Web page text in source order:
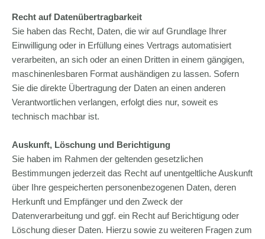
Recht auf Daten­übertrag­barkeit
Sie haben das Recht, Daten, die wir auf Grundlage Ihrer
Einwilligung oder in Erfüllung eines Vertrags automatisiert
verarbeiten, an sich oder an einen Dritten in einem gängigen,
maschinenlesbaren Format aushändigen zu lassen. Sofern
Sie die direkte Übertragung der Daten an einen anderen
Verantwortlichen verlangen, erfolgt dies nur, soweit es
technisch machbar ist.
Auskunft, Löschung und Berichtigung
Sie haben im Rahmen der geltenden gesetzlichen
Bestimmungen jederzeit das Recht auf unentgeltliche Auskunft
über Ihre gespeicherten personenbezogenen Daten, deren
Herkunft und Empfänger und den Zweck der
Datenverarbeitung und ggf. ein Recht auf Berichtigung oder
Löschung dieser Daten. Hierzu sowie zu weiteren Fragen zum